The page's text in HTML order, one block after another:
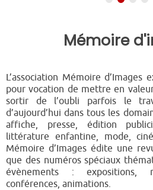
Mémoire
L’association Mémoire
pour vocation de mettre en
sortir de l’oubli parfois le
d’aujourd’hui dans tous les
affiche, presse, édition
littérature enfantine, mode,
Mémoire d’Images édite une
que des numéros spéciaux
évènements : expositions,
conférences, animations.